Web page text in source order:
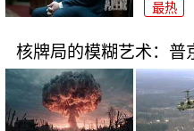
最热
核牌局的模糊艺术：普